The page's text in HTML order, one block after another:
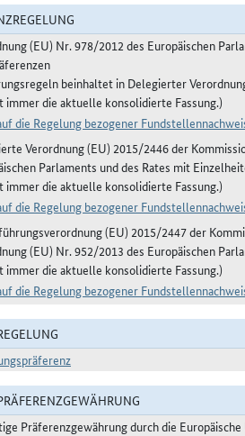
(EU) Nr. 978/2012 des Europäischen
beinhaltet in Delegierter
immer die aktuelle konsolidierte Fassung.)
die Regelung bezogener
Verordnung (EU) 2015/2446 der
Parlaments und des Rates mit
immer die aktuelle konsolidierte Fassung.)
die Regelung bezogener
(EU) 2015/2447 der
(EU) Nr. 952/2013 des Europäischen
immer die aktuelle konsolidierte Fassung.)
die Regelung bezogener
Präferenzgewährung durch die